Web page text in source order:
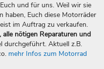
und für uns. Weil wir sie
haben, Euch diese Motorräder
im Auftrag zu verkaufen.
nötigen Reparaturen und
durchgeführt. Aktuell z.B.
mehr Infos zum Motorrad